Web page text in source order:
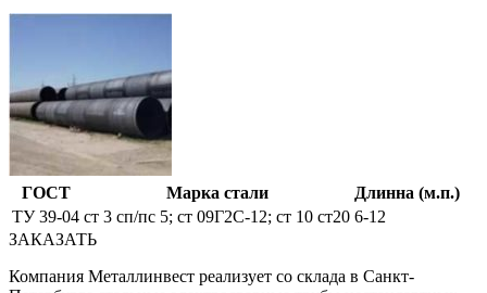
ГОСТ Марка стали
Длинна (м.п.)
ТУ 39-04 ст 3 сп/пс 5; ст 09Г2С-12; ст 10 ст20 6-12
ЗАКАЗАТЬ
Компания Металлинвест реализует со склада в Санкт-